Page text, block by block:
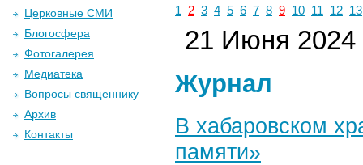
1
2 3 4 5 6 7 8 9 10 11 12 13
21 Июня 2024
Журнал
В хабаровском
памяти»
Церковные СМИ
Блогосфера
Фотогалерея
Медиатека
Вопросы священнику
Архив
Контакты